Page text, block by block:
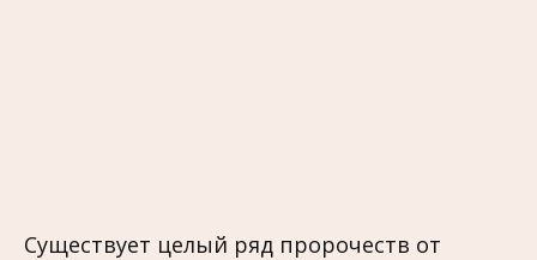
Существует целый ряд пророчеств от